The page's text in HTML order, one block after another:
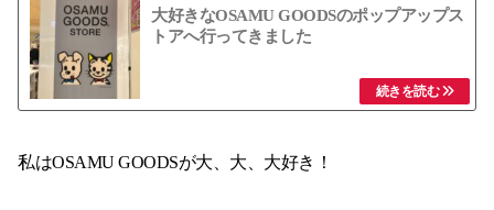
大好きなOSAMU GOODSのポップアップス
トアへ行ってきました
私はOSAMU GOODSが大、大、大好き！